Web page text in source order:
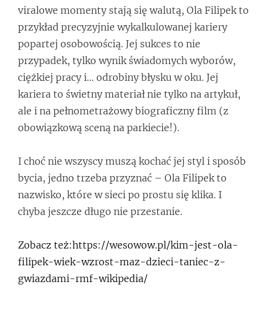
viralowe momenty stają się walutą, Ola Filipek to
przykład precyzyjnie wykalkulowanej kariery
popartej osobowością. Jej sukces to nie
przypadek, tylko wynik świadomych wyborów,
ciężkiej pracy i… odrobiny błysku w oku. Jej
kariera to świetny materiał nie tylko na artykuł,
ale i na pełnometrażowy biograficzny film (z
obowiązkową sceną na parkiecie!).
I choć nie wszyscy muszą kochać jej styl i sposób
bycia, jedno trzeba przyznać – Ola Filipek to
nazwisko, które w sieci po prostu się klika. I
chyba jeszcze długo nie przestanie.
Zobacz też:https://wesowow.pl/kim-jest-ola-
filipek-wiek-wzrost-maz-dzieci-taniec-z-
gwiazdami-rmf-wikipedia/